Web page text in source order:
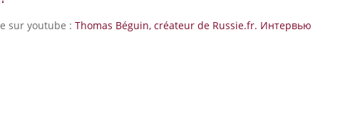
sur youtube :Thomas Béguin, créateur de Russie.fr. Интервью